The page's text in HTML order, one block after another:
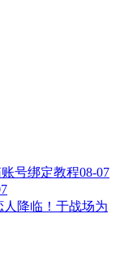
号绑定教程08-07
人降临！于战场为